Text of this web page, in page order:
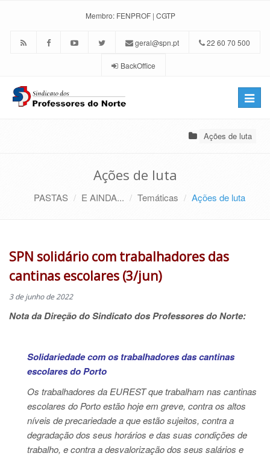
Membro: FENPROF | CGTP
geral@spn.pt 22 60 70 500
BackOffice
Toggle
Ações de luta
Ações de luta
PASTAS E AINDA... Temáticas Ações de luta
SPN solidário com trabalhadores das
cantinas escolares (3/jun)
3 de junho de 2022
Nota da Direção do Sindicato dos Professores do Norte:
Solidariedade com os trabalhadores das cantinas
escolares do Porto
Os trabalhadores da EUREST que trabalham nas cantinas
escolares do Porto estão hoje em greve, contra os altos
níveis de precariedade a que estão sujeitos, contra a
degradação dos seus horários e das suas condições de
trabalho, e contra a desvalorização dos seus salários e